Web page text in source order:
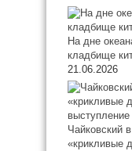
На дне
кладбище
21.06.2026
Чайковский
«крикливые